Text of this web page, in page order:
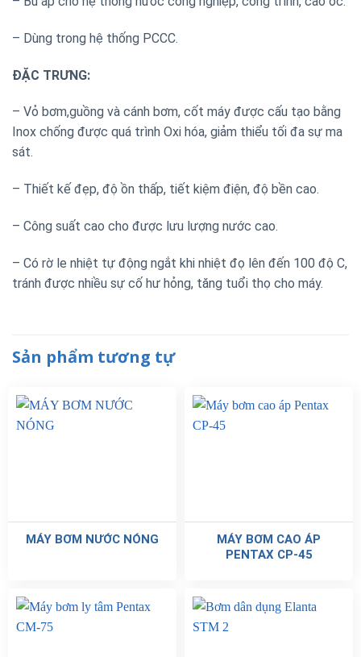
– Dùng trong hệ thống PCCC.
ĐẶC TRƯNG:
– Vỏ bơm,guồng và cánh bơm, cốt máy được cấu tạo bằng
Inox chống được quá trình Oxi hóa, giảm thiểu tối đa sự ma
sát.
– Thiết kế đẹp, độ ồn thấp, tiết kiệm điện, độ bền cao.
– Công suất cao cho được lưu lượng nước cao.
– Có rờ le nhiệt tự động ngắt khi nhiệt đọ lên đến 100 độ C,
tránh được nhiều sự cố hư hỏng, tăng tuổi thọ cho máy.
Sản phẩm tương tự
MÁY BƠM NƯỚC NÓNG
MÁY BƠM CAO ÁP
PENTAX CP-45